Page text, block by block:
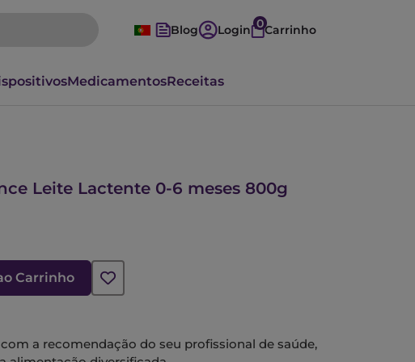
Blog Login 0Carrinho
MedicamentosReceitas
Leite Lactente 0-6 meses 800g
Carrinho
a recomendação do seu profissional de saúde,